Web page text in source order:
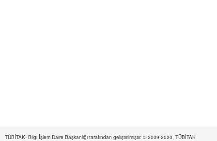
TÜBİTAK- Bilgi İşlem Daire Başkanlığı tarafından geliştirilmiştir. © 2009-2020, TÜBİTAK